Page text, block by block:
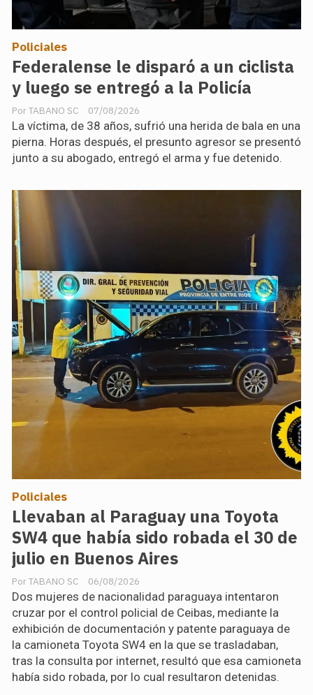
Federalense le disparó a un ciclista
y luego se entregó a la Policía
TABANO SC
Policiales
07/08/2026
La víctima, de 38 años, sufrió una herida de bala en una
pierna. Horas después, el presunto agresor se presentó
junto a su abogado, entregó el arma y fue detenido.
Llevaban al Paraguay una Toyota
SW4 que había sido robada el 30 de
julio en Buenos Aires
TABANO SC
Policiales
06/08/2026
Dos mujeres de nacionalidad paraguaya intentaron
cruzar por el control policial de Ceibas, mediante la
exhibición de documentación y patente paraguaya de
la camioneta Toyota SW4 en la que se trasladaban,
tras la consulta por internet, resultó que esa camioneta
había sido robada, por lo cual resultaron detenidas.